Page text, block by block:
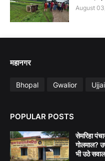
August
महानगर
Bhopal Gwalior
POPULAR POSTS
सेमरिहा
गोलमाल?
भी उठे सवाल